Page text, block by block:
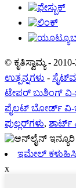
© ಕೃತಿಸ್ವಾಮ್ಯ -
ಉತ್ಪನ್ನಗಳು -
ಟೇಪರ್ ಬುಶಿಂಗ್ ವಿ-
ಪೈಲಟ್ ಬೋರ್ಡ್ ವಿ-
ಪುಲ್ಲರ್‌ಗಳು,
ಇಮೇಲ್ ಕಳುಹಿಸಿ
x